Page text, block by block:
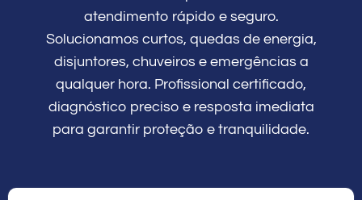
atendimento rápido e seguro.
Solucionamos curtos, quedas de energia,
disjuntores, chuveiros e emergências a
qualquer hora. Profissional certificado,
diagnóstico preciso e resposta imediata
para garantir proteção e tranquilidade.